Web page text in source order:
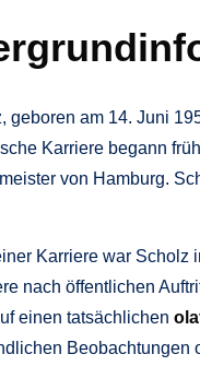
geboren am 14. Juni
Karriere begann
von Hamburg.
Karriere war
nach öffentlichen
einen tatsächlichen
Beobachtungen